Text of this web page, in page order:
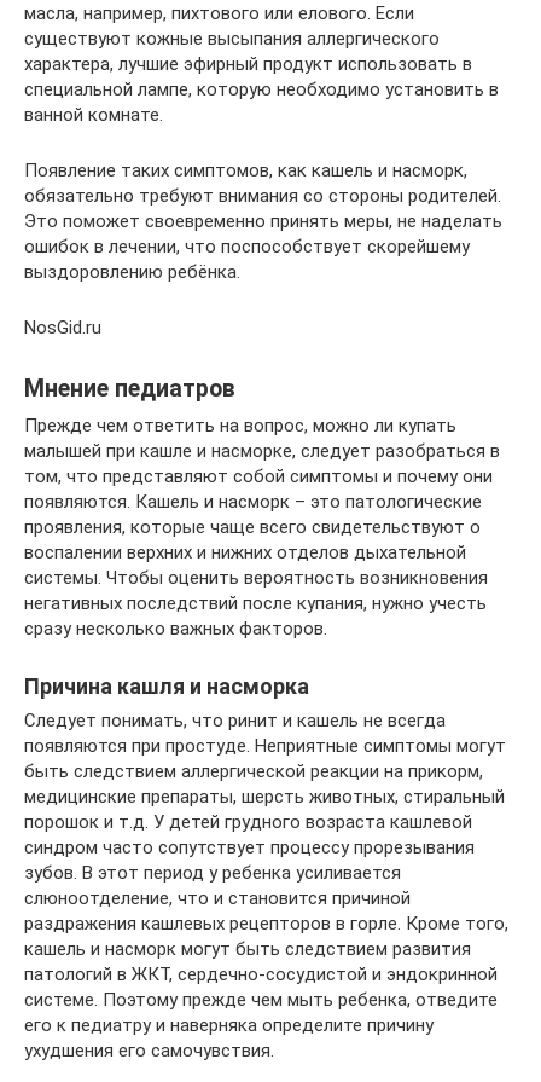
масла, например, пихтового или елового. Если
существуют кожные высыпания аллергического
характера, лучшие эфирный продукт использовать в
специальной лампе, которую необходимо установить в
ванной комнате.
Появление таких симптомов, как кашель и насморк,
обязательно требуют внимания со стороны родителей.
Это поможет своевременно принять меры, не наделать
ошибок в лечении, что поспособствует скорейшему
выздоровлению ребёнка.
NosGid.ru
Мнение педиатров
Прежде чем ответить на вопрос, можно ли купать
малышей при кашле и насморке, следует разобраться в
том, что представляют собой симптомы и почему они
появляются. Кашель и насморк – это патологические
проявления, которые чаще всего свидетельствуют о
воспалении верхних и нижних отделов дыхательной
системы. Чтобы оценить вероятность возникновения
негативных последствий после купания, нужно учесть
сразу несколько важных факторов.
Причина кашля и насморка
Следует понимать, что ринит и кашель не всегда
появляются при простуде. Неприятные симптомы могут
быть следствием аллергической реакции на прикорм,
медицинские препараты, шерсть животных, стиральный
порошок и т.д. У детей грудного возраста кашлевой
синдром часто сопутствует процессу прорезывания
зубов. В этот период у ребенка усиливается
слюноотделение, что и становится причиной
раздражения кашлевых рецепторов в горле. Кроме того,
кашель и насморк могут быть следствием развития
патологий в ЖКТ, сердечно-сосудистой и эндокринной
системе. Поэтому прежде чем мыть ребенка, отведите
его к педиатру и наверняка определите причину
ухудшения его самочувствия.